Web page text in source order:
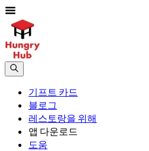
기프트 카드
블로그
레스토랑을 위해
앱 다운로드
도움